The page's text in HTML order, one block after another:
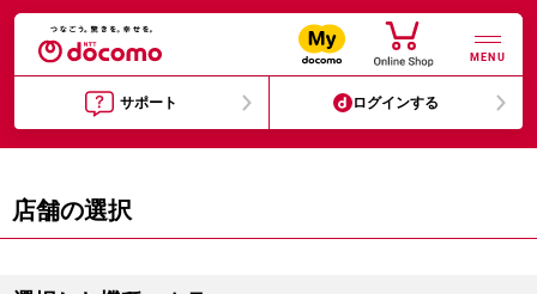
MENU
サポート ログインする
店舗の選択